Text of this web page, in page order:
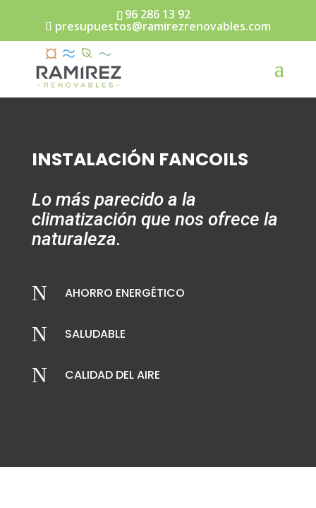
96 286 13 92
presupuestos@ramirezrenovables.com
INSTALACIÓN FANCOILS
Lo más parecido a la
climatización que nos ofrece la
naturaleza.
N AHORRO ENERGÉTICO
N SALUDABLE
N CALIDAD DEL AIRE